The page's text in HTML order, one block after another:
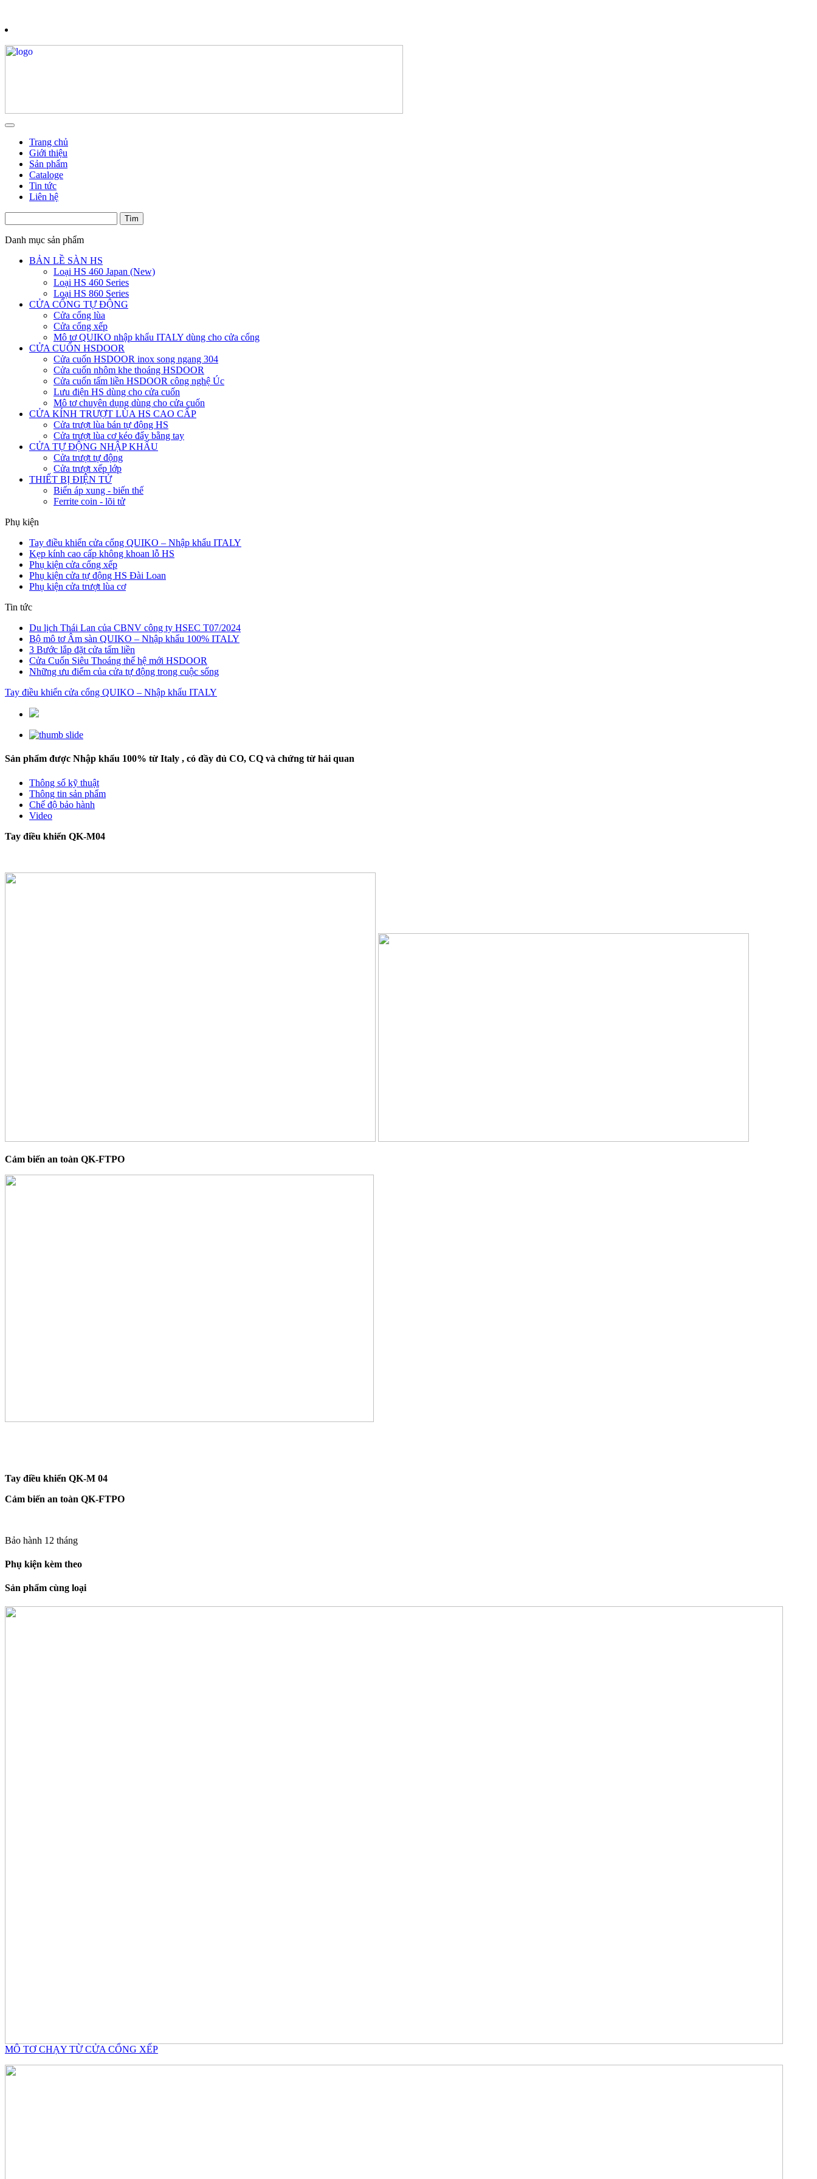
Trang chủ
Giới thiệu
Sản phẩm
Cataloge
Tin tức
Liên hệ
Danh mục sản phẩm
BẢN LỀ SÀN HS
Loại HS 460 Japan (New)
Loại HS 460 Series
Loại HS 860 Series
CỬA CỔNG TỰ ĐỘNG
Cửa cổng lùa
Cửa cổng xếp
Mô tơ QUIKO nhập khẩu ITALY dùng cho cửa cổng
CỬA CUỐN HSDOOR
Cửa cuốn HSDOOR inox song ngang 304
Cửa cuốn nhôm khe thoáng HSDOOR
Cửa cuốn tấm liền HSDOOR công nghệ Úc
Lưu điện HS dùng cho cửa cuốn
Mô tơ chuyên dụng dùng cho cửa cuốn
CỬA KÍNH TRƯỢT LÙA HS CAO CẤP
Cửa trượt lùa bán tự động HS
Cửa trượt lùa cơ kéo đẩy bằng tay
CỬA TỰ ĐỘNG NHẬP KHẨU
Cửa trượt tự động
Cửa trượt xếp lớp
THIẾT BỊ ĐIỆN TỬ
Biến áp xung - biến thế
Ferrite coin - lõi tử
Phụ kiện
Tay điều khiển cửa cổng QUIKO – Nhập khẩu ITALY
Kẹp kính cao cấp không khoan lỗ HS
Phụ kiện cửa cổng xếp
Phụ kiện cửa tự động HS Đài Loan
Phụ kiện cửa trượt lùa cơ
Tin tức
Du lịch Thái Lan của CBNV công ty HSEC T07/2024
Bộ mô tơ Âm sàn QUIKO – Nhập khẩu 100% ITALY
3 Bước lắp đặt cửa tấm liền
Cửa Cuốn Siêu Thoáng thế hệ mới HSDOOR
Những ưu điểm của cửa tự động trong cuộc sống
Tay điều khiển cửa cổng QUIKO – Nhập khẩu ITALY
Sản phẩm được Nhập khẩu 100% từ Italy , có đầy đủ CO, CQ và chứng từ hải quan
Thông số kỹ thuật
Thông tin sản phẩm
Chế độ bảo hành
Video
Tay điều khiển QK-M04
Cảm biến an toàn QK-FTPO
Tay điều khiển QK-M 04
Cảm biến an toàn QK-FTPO
Bảo hành 12 tháng
Phụ kiện kèm theo
Sản phẩm cùng loại
MÔ TƠ CHẠY TỪ CỬA CỔNG XẾP